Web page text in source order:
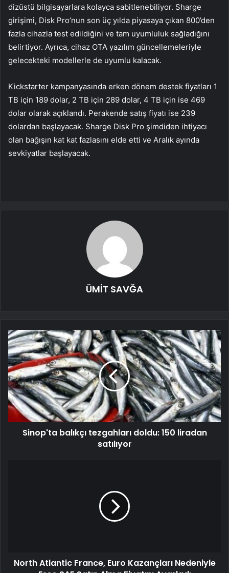
dizüstü bilgisayarlara kolayca sabitlenebiliyor. Sharge
girişimi, Disk Pro’nun son üç yılda piyasaya çıkan 800’den
fazla cihazla test edildiğini ve tam uyumluluk sağladığını
belirtiyor. Ayrıca, cihaz OTA yazılım güncellemeleriyle
gelecekteki modellerle de uyumlu kalacak.
Kickstarter kampanyasında erken dönem destek fiyatları 1
TB için 189 dolar, 2 TB için 289 dolar, 4 TB için ise 469
dolar olarak açıklandı. Perakende satış fiyatı ise 239
dolardan başlayacak. Sharge Disk Pro şimdiden ihtiyacı
olan bağışın kat kat fazlasını elde etti ve Aralık ayında
sevkiyatlar başlayacak.
ÜMİT SAVĞA
Sinop'ta balıkçı tezgahları doldu: 150 liradan
satılıyor
North Atlantic France, Euro Kazançları Nedeniyle